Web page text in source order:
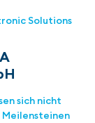
sich nicht